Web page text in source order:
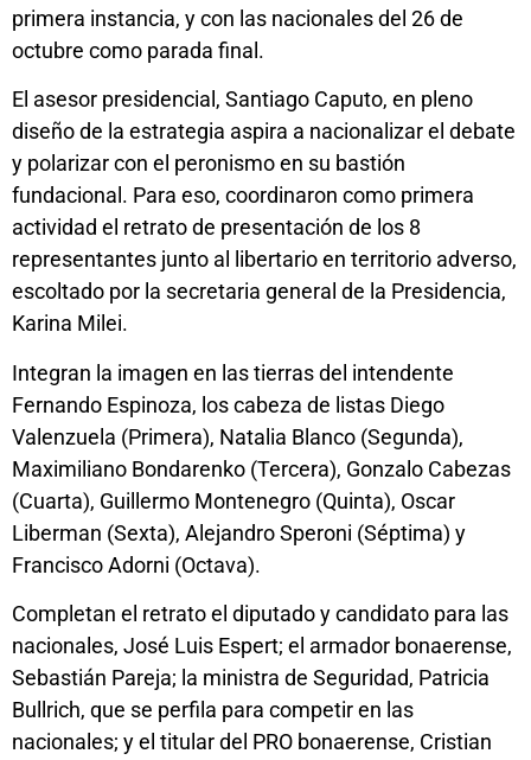
primera instancia, y con las nacionales del 26 de
octubre como parada final.
El asesor presidencial, Santiago Caputo, en pleno
diseño de la estrategia aspira a nacionalizar el debate
y polarizar con el peronismo en su bastión
fundacional. Para eso, coordinaron como primera
actividad el retrato de presentación de los 8
representantes junto al libertario en territorio adverso,
escoltado por la secretaria general de la Presidencia,
Karina Milei.
Integran la imagen en las tierras del intendente
Fernando Espinoza, los cabeza de listas Diego
Valenzuela (Primera), Natalia Blanco (Segunda),
Maximiliano Bondarenko (Tercera), Gonzalo Cabezas
(Cuarta), Guillermo Montenegro (Quinta), Oscar
Liberman (Sexta), Alejandro Speroni (Séptima) y
Francisco Adorni (Octava).
Completan el retrato el diputado y candidato para las
nacionales, José Luis Espert; el armador bonaerense,
Sebastián Pareja; la ministra de Seguridad, Patricia
Bullrich, que se perfila para competir en las
nacionales; y el titular del PRO bonaerense, Cristian